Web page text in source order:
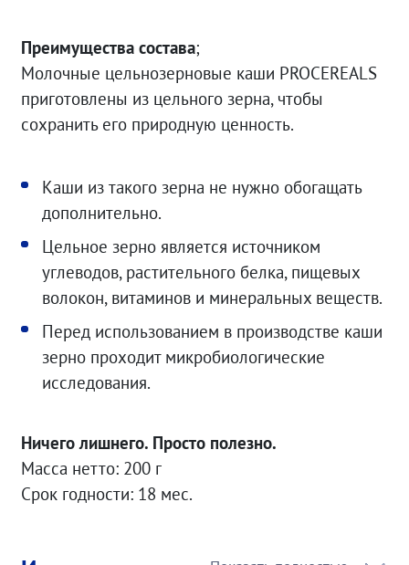
Преимущества состава;
Молочные цельнозерновые каши РROCEREALS
приготовлены из цельного зерна, чтобы
сохранить его природную ценность.
Каши из такого зерна не нужно обогащать
дополнительно.
Цельное зерно является источником
углеводов, растительного белка, пищевых
волокон, витаминов и минеральных веществ.
Перед использованием в производстве каши
зерно проходит микробиологические
исследования.
Ничего лишнего. Просто полезно.
Масса нетто: 200 г
Срок годности: 18 мес.